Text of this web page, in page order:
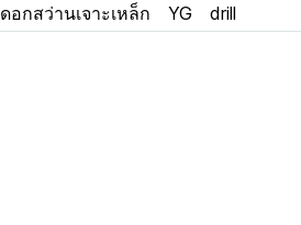
ดอกสว่านเจาะเหล็ก YG drill